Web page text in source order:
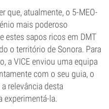
que, atualmente, o 5-MEO-
mais poderoso
estes sapos ricos em DMT
o território de Sonora. Para
a VICE enviou uma equipa
com o seu guia, o
relevância desta
experimentá-la.